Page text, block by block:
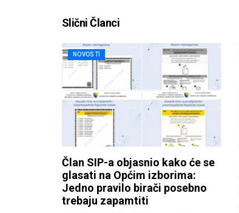
Slični Članci
NOVOSTI
Član SIP-a objasnio kako će se
glasati na Općim izborima:
Jedno pravilo birači posebno
trebaju zapamtiti